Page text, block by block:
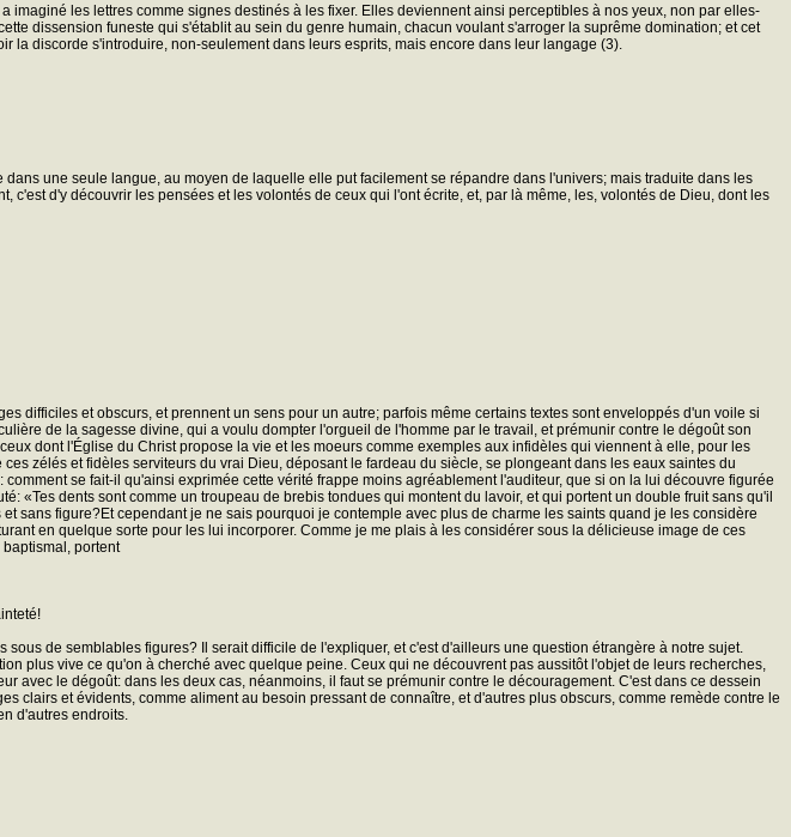
les lettres comme signes destinés à les fixer. Elles deviennent ainsi perceptibles à nos yeux, non par elles-
dissension funeste qui s'établit au sein du genre humain, chacun voulant s'arroger la suprême domination; et cet
discorde s'introduire, non-seulement dans leurs esprits, mais encore dans leur langage (3).
une seule langue, au moyen de laquelle elle put facilement se répandre dans l'univers; mais traduite dans les
d'y découvrir les pensées et les volontés de ceux qui l'ont écrite, et, par là même, les, volontés de Dieu, dont les
difficiles et obscurs, et prennent un sens pour un autre; parfois même certains textes sont enveloppés d'un voile si
de la sagesse divine, qui a voulu dompter l'orgueil de l'homme par le travail, et prémunir contre le dégoût son
dont l'Église du Christ propose la vie et les moeurs comme exemples aux infidèles qui viennent à elle, pour les
zélés et fidèles serviteurs du vrai Dieu, déposant le fardeau du siècle, se plongeant dans les eaux saintes du
se fait-il qu'ainsi exprimée cette vérité frappe moins agréablement l'auditeur, que si on la lui découvre figurée
«Tes dents sont comme un troupeau de brebis tondues qui montent du lavoir, et qui portent un double fruit sans qu'il
sans figure?Et cependant je ne sais pourquoi je contemple avec plus de charme les saints quand je les considère
en quelque sorte pour les lui incorporer. Comme je me plais à les considérer sous la délicieuse image de ces
portent
de semblables figures? Il serait difficile de l'expliquer, et c'est d'ailleurs une question étrangère à notre sujet.
plus vive ce qu'on à cherché avec quelque peine. Ceux qui ne découvrent pas aussitôt l'objet de leurs recherches,
le dégoût: dans les deux cas, néanmoins, il faut se prémunir contre le découragement. C'est dans ce dessein
et évidents, comme aliment au besoin pressant de connaître, et d'autres plus obscurs, comme remède contre le
d'autres endroits.